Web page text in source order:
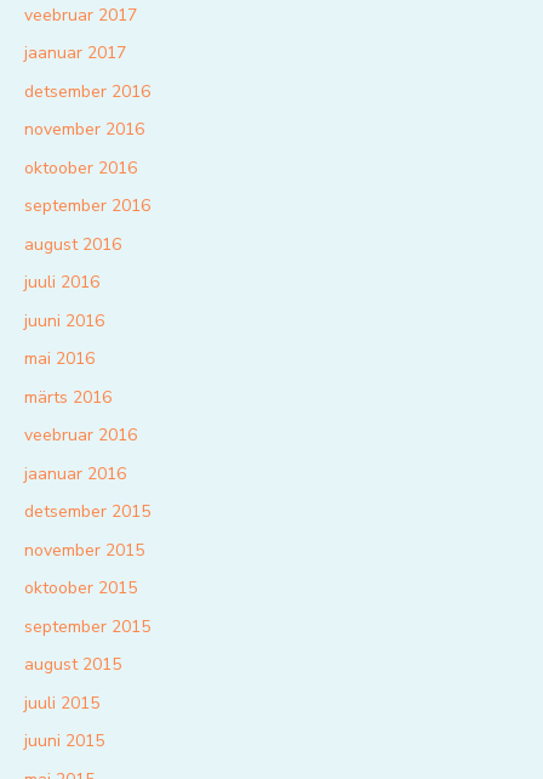
veebruar 2017
jaanuar 2017
detsember 2016
november 2016
oktoober 2016
september 2016
august 2016
juuli 2016
juuni 2016
mai 2016
märts 2016
veebruar 2016
jaanuar 2016
detsember 2015
november 2015
oktoober 2015
september 2015
august 2015
juuli 2015
juuni 2015